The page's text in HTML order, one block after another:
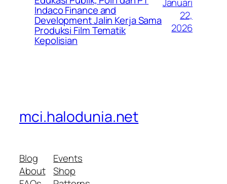
Indaco Finance and
Development Jalin Kerja Sama
Produksi Film Tematik
Kepolisian
22,
2026
mci.halodunia.net
Blog
About
Events
Shop